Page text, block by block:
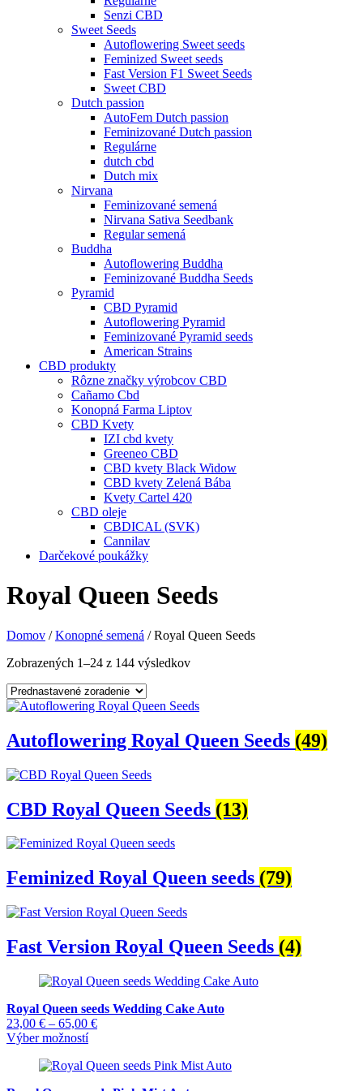
Senzi CBD
Sweet Seeds
Autoflowering Sweet seeds
Feminized Sweet seeds
Fast Version F1 Sweet Seeds
Sweet CBD
Dutch passion
AutoFem Dutch passion
Feminizované Dutch passion
Regulárne
dutch cbd
Dutch mix
Nirvana
Feminizované semená
Nirvana Sativa Seedbank
Regular semená
Buddha
Autoflowering Buddha
Feminizované Buddha Seeds
Pyramid
CBD Pyramid
Autoflowering Pyramid
Feminizované Pyramid seeds
American Strains
CBD produkty
Rôzne značky výrobcov CBD
Cañamo Cbd
Konopná Farma Liptov
CBD Kvety
IZI cbd kvety
Greeneo CBD
CBD kvety Black Widow
CBD kvety Zelená Bába
Kvety Cartel 420
CBD oleje
CBDICAL (SVK)
Cannilav
Darčekové poukážky
Royal Queen Seeds
Domov /Konopné semená / Royal Queen Seeds
Zobrazených 1–24 z 144 výsledkov
Autoflowering Royal Queen Seeds (49)
CBD Royal Queen Seeds (13)
Feminized Royal Queen seeds (79)
Fast Version Royal Queen Seeds (4)
Royal Queen seeds Wedding Cake Auto
23,00 € – 65,00 €Price
through
Výber možnostíTento
má